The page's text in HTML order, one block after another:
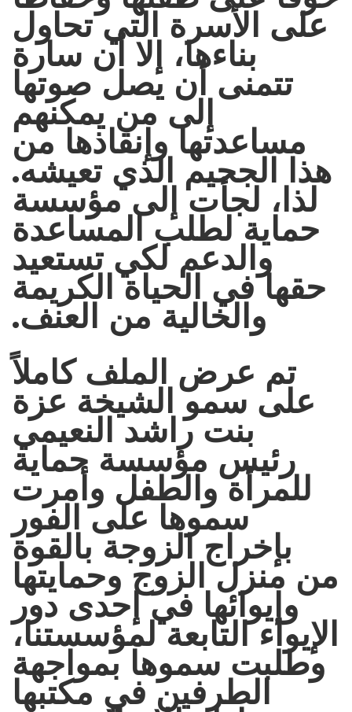
على الأسرة التي تحاول
بناءها، إلا أن سارة
تتمنى أن يصل صوتها
إلى من يمكنهم
مساعدتها وإنقاذها من
هذا الجحيم الذي تعيشه.
لذا، لجأت إلى مؤسسة
حماية لطلب المساعدة
والدعم لكي تستعيد
حقها في الحياة الكريمة
والخالية من العنف.
تم عرض الملف كاملاً
على سمو الشيخة عزة
بنت راشد النعيمي
رئيس مؤسسة حماية
للمرأة والطفل وأمرت
سموها على الفور
بإخراج الزوجة بالقوة
من منزل الزوج وحمايتها
وإيوائها في إحدى دور
الإيواء التابعة لمؤسستنا،
وطلبت سموها بمواجهة
الطرفين في مكتبها